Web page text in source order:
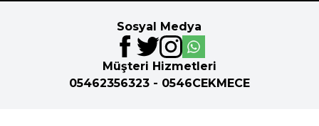
Sosyal Medya
Müşteri Hizmetleri
05462356323 - 0546CEKMECE